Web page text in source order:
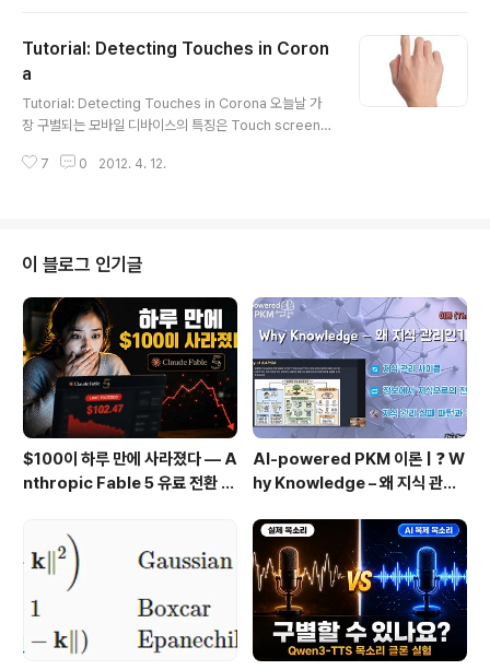
바뀐 내용들은 많이 있지만 이 글에서 다룰 수 있는 내용만
다루겠습니다. 유료 고객이시면 Daily Builds summary
를 보시면 변경된 사항을 자세히 보실 수 있을 겁니다. Net
work API Changesbuild 2012.782 에서는 networ
k.request() 와 network.downloa..
Tutorial: Detecting Touches in Coron
a
Tutorial: Detecting Touches in Corona 오늘날 가
장 구별되는 모바일 디바이스의 특징은 Touch screen
에 대해 유저에게 좀 더 리얼하고 풍부한 효과를 주기 위해
단지 touch를 어떻게 감지하는지 이외에도 user touch
의 다양한 경우에 대해서도 생각해 보고 이것을 앎으로서
구현하고자 하는 기능을 좀 더 정확히 구현할 수 있도록 도
움을 드리고자 합니다. 이 튜토리얼을 끝내시게 되면 touc
h phases, focus, dragging 같..
7 0 2012. 4. 12.
이 블로그 인기글
$100이 하루 만에 사라졌다 — A
nthropic Fable 5 유료 전환 사
AI-powered PKM 이론 | ❓ W
hy Knowledge – 왜 지식 관리
보에서 지식으로의 전환, 🛠️ 지식
관리 실패 패턴과 극복